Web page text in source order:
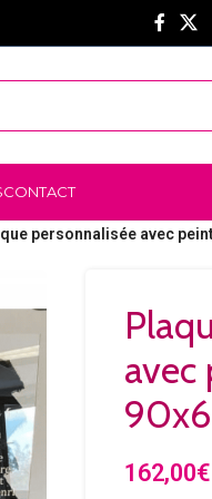
CONTACT
personnalisée avec
avec
162,00€